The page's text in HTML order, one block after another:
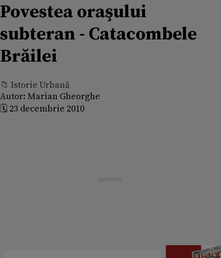
Povestea oraşului
subteran - Catacombele
Brăilei
📁 Istorie Urbană
Autor: Marian Gheorghe
🗓️ 23 decembrie 2010